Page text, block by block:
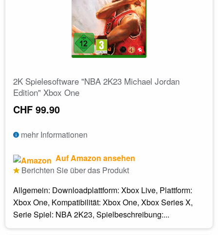
2K Spielesoftware "NBA 2K23 Michael Jordan
Edition" Xbox One
CHF 99.90
mehr Informationen
Auf Amazon ansehen
Berichten Sie über das Produkt
Allgemein: Downloadplattform: Xbox Live, Plattform:
Xbox One, Kompatibilität: Xbox One, Xbox Series X,
Serie Spiel: NBA 2K23, Spielbeschreibung:...